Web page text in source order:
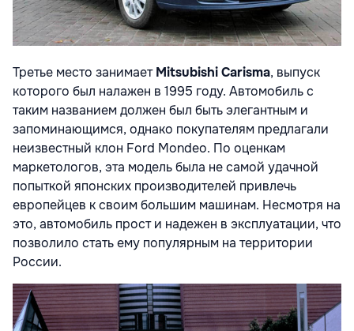
Третье место занимаетMitsubishi Carisma, выпуск
которого был налажен в 1995 году. Автомобиль с
таким названием должен был быть элегантным и
запоминающимся, однако покупателям предлагали
неизвестный клон Ford Mondeo. По оценкам
маркетологов, эта модель была не самой удачной
попыткой японских производителей привлечь
европейцев к своим большим машинам. Несмотря на
это, автомобиль прост и надежен в эксплуатации, что
позволило стать ему популярным на территории
России.